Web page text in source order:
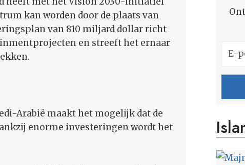
kan worden door de plaats van
van 810 miljard dollar richt
en streeft het ernaar
Arabië maakt het mogelijk dat de
enorme investeringen wordt het